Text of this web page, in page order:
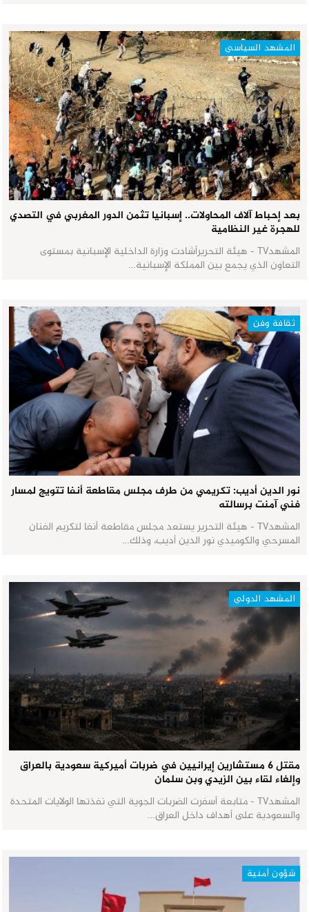
المشهد السياسي
بعد إحباط آلاف المحاولات.. إسبانيا تثمن الدور المغربي في التصدي
للهجرة غير النظامية
المشهدTV - هيئة التحريرأشادت وزارة الداخلية الإسبانية بمستوى
التعاون الذي يجمع بين المملكة الإسبانية…
ثقافة وفن
نور الدين أديب: تكريمي من طرف مجلس مقاطعة أنفا تتويج لمسار
فني آمنت برسالته
المشهدTV - هيئة التحرير يستعد مجلس مقاطعة أنفا لتكريم الفنان
المسرحي والكوميدي نور الدين أديب، وذلك…
المشهد الدولي
مقتل 6 مستشارين إيرانيين في ضربات أميركية سعودية بالعراق
وإلغاء لقاء بين الزيدي وبن سلمان
المشهدTV - متابعة أسفرت الضربات الجوية التي نفذتها الولايات المتحدة
والسعودية على أهداف داخل العراق…
شؤون أمنية